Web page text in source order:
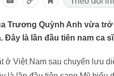
Trương Quỳnh Anh vừa
Đây là lần đầu tiên nam ca
ở Việt Nam sau chuyến lưu